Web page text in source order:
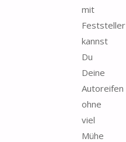
mit
Feststeller
kannst
Du
Deine
Autoreifen
ohne
viel
Mühe